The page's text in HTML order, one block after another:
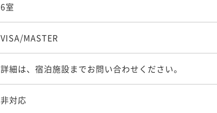
6室
VISA/MASTER
詳細は、宿泊施設までお問い合わせください。
非対応